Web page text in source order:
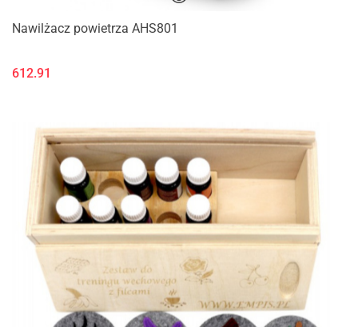
Nawilżacz powietrza AHS801
612.91